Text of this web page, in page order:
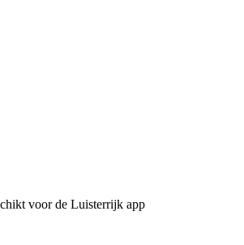
voor de Luisterrijk app